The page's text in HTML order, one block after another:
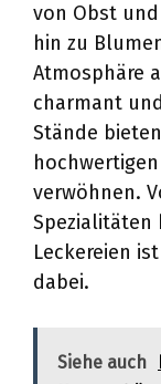
von Obst und
hin zu
Atmosphäre
charmant
Stände
verwöhnen.
Spezialitäten
Leckereien
dabei.
Siehe auch